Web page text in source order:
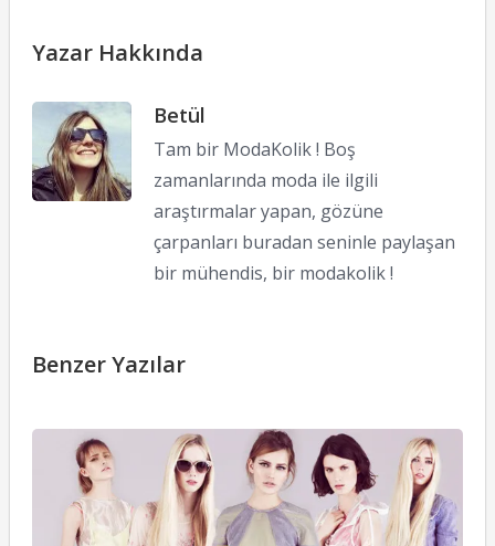
Yazar Hakkında
Betül
Tam bir ModaKolik ! Boş
zamanlarında moda ile ilgili
araştırmalar yapan, gözüne
çarpanları buradan seninle paylaşan
bir mühendis, bir modakolik !
Benzer Yazılar